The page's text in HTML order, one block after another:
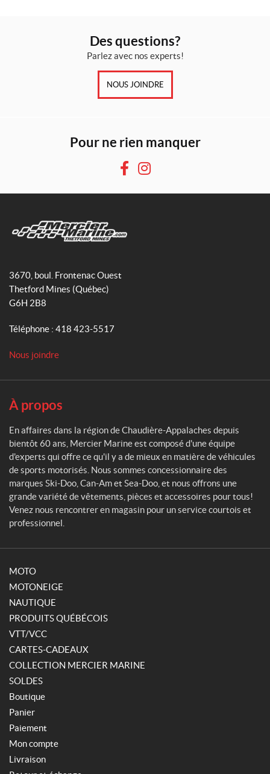
Des questions?
Parlez avec nos experts!
NOUS JOINDRE
Pour ne rien manquer
F
b
k
I
e
r
c
i
e
r
M
a
n
e
3670, boul. Frontenac Ouest
Thetford Mines (Québec)
G6H 2B8
Téléphone : 418 423-5517
Nous joindre
À propos
En affaires dans la région de Chaudière-Appalaches depuis
bientôt 60 ans, Mercier Marine est composé d'une équipe
d'experts qui offre ce qu'il y a de mieux en matière de véhicules
de sports motorisés. Nous sommes concessionnaire des
marques Ski-Doo, Can-Am et Sea-Doo, et nous offrons une
grande variété de vêtements, pièces et accessoires pour tous!
Venez nous rencontrer en magasin pour un service courtois et
professionnel.
MOTO
MOTONEIGE
NAUTIQUE
PRODUITS QUÉBÉCOIS
VTT/VCC
CARTES-CADEAUX
COLLECTION MERCIER MARINE
SOLDES
Boutique
Panier
Paiement
Mon compte
Livraison